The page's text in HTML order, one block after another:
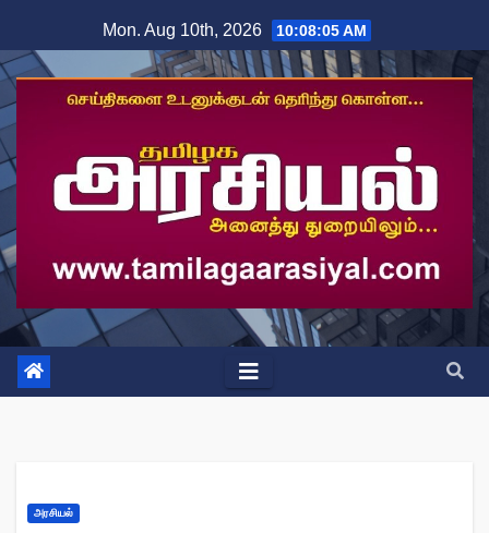
to
content
Mon. Aug 10th, 2026 10:08:06 AM
அரசியல்